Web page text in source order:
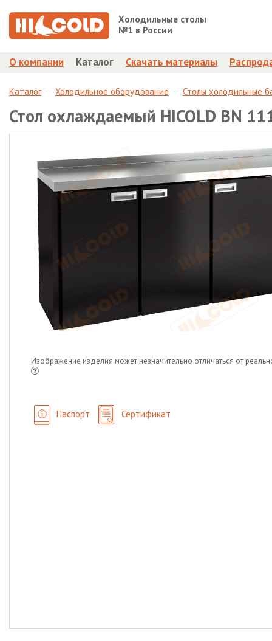
Холодильные столы
№1 в России
О компании Каталог Скачать материалы
Каталог Холодильное оборудование Столы холодильные
Стол охлаждаемый HICOLD BN
Изображение изделия может незначительно отличаться от
Паспорт Сертификат